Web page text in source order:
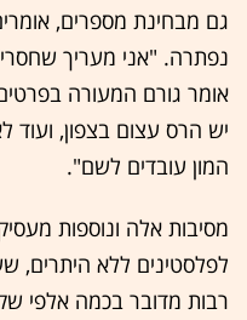
גם מבחינת מספרים,
אומר גורם המעורה
יש הרס עצום בצפון,
המון עובדים לשם".
מסיבות אלה ונוספות
לפלסטינים ללא היתרים,
רבות מדובר בכמה אלפי